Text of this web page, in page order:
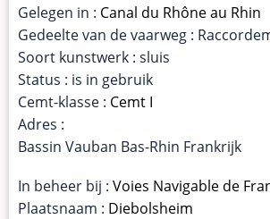
Gelegen in : Canal du Rhône au Rhin
Gedeelte van de vaarweg :
Soort kunstwerk : sluis
Status : is in gebruik
Cemt-klasse : Cemt I
Adres :
Bassin Vauban Bas-Rhin Frankrijk
In beheer bij : Voies Navigable de
Plaatsnaam : Diebolsheim